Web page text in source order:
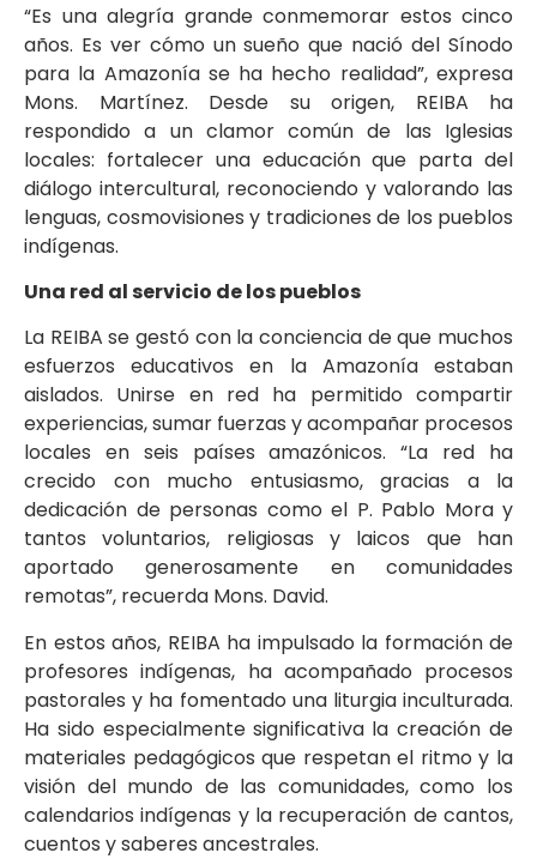
“Es una alegría grande conmemorar estos cinco
años. Es ver cómo un sueño que nació del Sínodo
para la Amazonía se ha hecho realidad”, expresa
Mons. Martínez. Desde su origen, REIBA ha
respondido a un clamor común de las Iglesias
locales: fortalecer una educación que parta del
diálogo intercultural, reconociendo y valorando las
lenguas, cosmovisiones y tradiciones de los pueblos
indígenas.
Una red al servicio de los pueblos
La REIBA se gestó con la conciencia de que muchos
esfuerzos educativos en la Amazonía estaban
aislados. Unirse en red ha permitido compartir
experiencias, sumar fuerzas y acompañar procesos
locales en seis países amazónicos. “La red ha
crecido con mucho entusiasmo, gracias a la
dedicación de personas como el P. Pablo Mora y
tantos voluntarios, religiosas y laicos que han
aportado generosamente en comunidades
remotas”, recuerda Mons. David.
En estos años, REIBA ha impulsado la formación de
profesores indígenas, ha acompañado procesos
pastorales y ha fomentado una liturgia inculturada.
Ha sido especialmente significativa la creación de
materiales pedagógicos que respetan el ritmo y la
visión del mundo de las comunidades, como los
calendarios indígenas y la recuperación de cantos,
cuentos y saberes ancestrales.